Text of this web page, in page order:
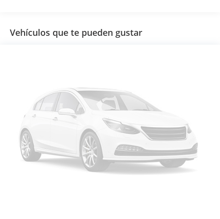
Vehículos que te pueden gustar